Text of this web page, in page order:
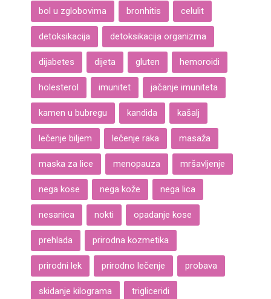
bol u zglobovima bronhitis celulit
detoksikacija detoksikacija organizma
dijabetes dijeta gluten hemoroidi
holesterol imunitet jačanje imuniteta
kamen u bubregu kandida kašalj
lečenje biljem lečenje raka masaža
maska za lice menopauza mršavljenje
nega kose nega kože nega lica
nesanica nokti opadanje kose
prehlada prirodna kozmetika
prirodni lek prirodno lečenje probava
skidanje kilograma trigliceridi